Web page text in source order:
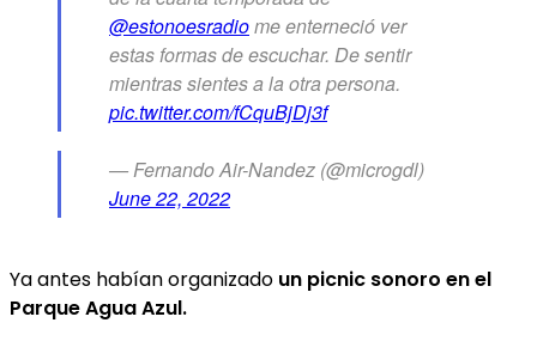
@estonoesradiome enterneció ver
estas formas de escuchar. De sentir
mientras sientes a la otra persona.
pic.twitter.com/fCquBjDj3f
— Fernando Air-Nandez (@microgdl)
June 22, 2022
Ya antes habían organizado un picnic sonoro en el
Parque Agua Azul.